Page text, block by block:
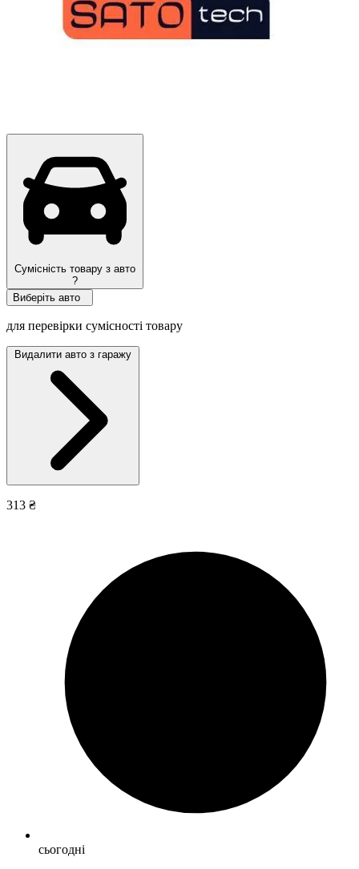
Сумісність товару з авто
?
Виберіть авто
для перевірки сумісності товару
Видалити авто з гаражу
313 ₴
сьогодні